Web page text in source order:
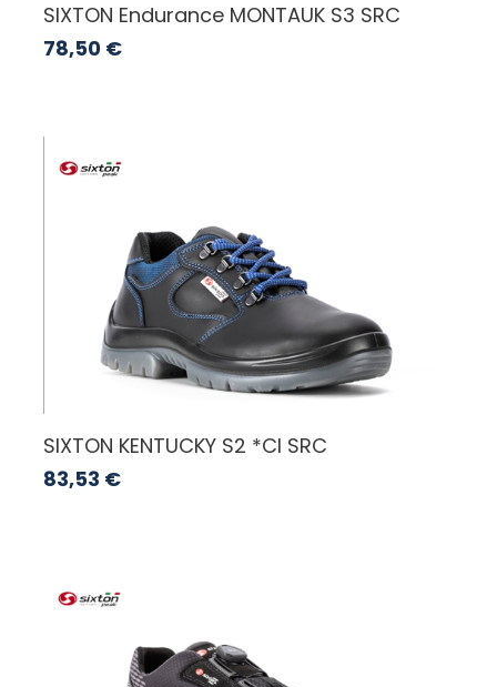
SIXTON Endurance MONTAUK S3 SRC
78,50 €
SIXTON KENTUCKY S2 *CI SRC
83,53 €